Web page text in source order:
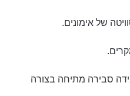
של אימונים.
סבירה מתיחה בצורה